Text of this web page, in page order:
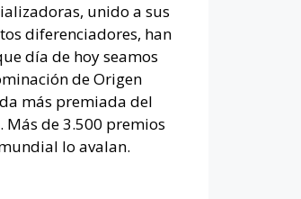
unido a sus
diferenciadores, han
día de hoy seamos
de Origen
más premiada del
Más de 3.500 premios
lo avalan.